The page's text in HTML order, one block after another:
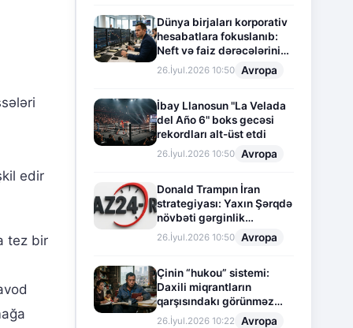
edir
tez bir
Dünya birjaları korporativ
hesabatlara fokuslanıb:
Neft və faiz dərəcələrinin
təsiri altında cari vəziyyət
26.İyul.2026 10:50 Avropa
İbay Llanosun "La Velada
del Año 6" boks gecəsi
rekordları alt-üst etdi
26.İyul.2026 10:50 Avropa
Donald Trampın İran
strategiyası: Yaxın Şərqdə
növbəti gərginlik
mərhələsi
26.İyul.2026 10:50 Avropa
Çinin “hukou” sistemi:
Daxili miqrantların
qarşısındakı görünməz
sədd
26.İyul.2026 10:22 Avropa